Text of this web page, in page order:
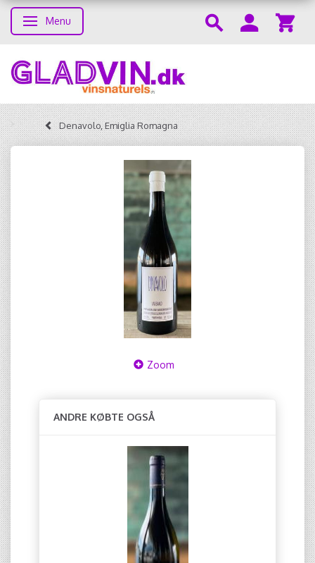
Skifte navigation
Menu
Denavolo, Emiglia Romagna
Zoom
ANDRE KØBTE OGSÅ